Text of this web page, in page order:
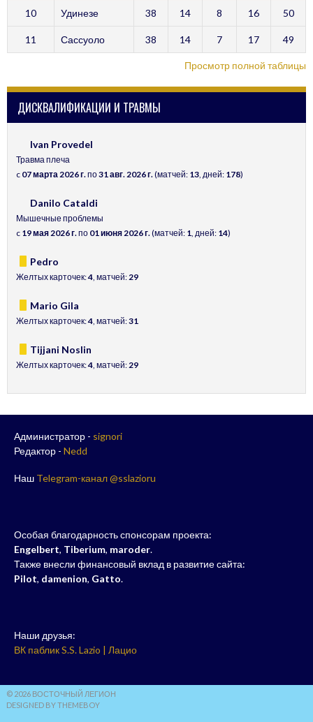
10 Удинезе 38 14 8 16 50
11 Сассуоло 38 14 7 17 49
Просмотр полной таблицы
ДИСКВАЛИФИКАЦИИ И ТРАВМЫ
Ivan Provedel
Травма плеча
c 07 марта 2026 г.по31 авг. 2026 г.(матчей: 13, дней: 178)
Danilo Cataldi
Мышечные проблемы
c 19 мая 2026 г.по 01 июня 2026 г.(матчей: 1, дней: 14)
Pedro
Желтых карточек:4, матчей:29
Mario Gila
Желтых карточек:4, матчей:31
Tijjani Noslin
Желтых карточек:4, матчей:29
Администратор - signori
Редактор - Nedd
Наш Telegram-канал @sslazioru
Особая благодарность спонсорам проекта:
Engelbert, Tiberium, maroder.
Также внесли финансовый вклад в развитие сайта:
Pilot, damenion, Gatto.
Наши друзья:
ВК паблик S.S. Lazio | Лацио
© 2026 ВОСТОЧНЫЙ ЛЕГИОН
DESIGNED BY THEMEBOY